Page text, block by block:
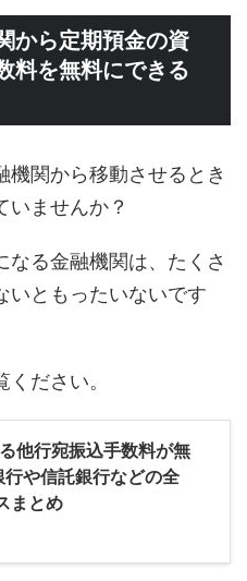
から定期預金の資
料を無料にできる
機関から移動させるとき
いませんか？
る金融機関は、たくさ
いともったいないです
ださい。
他行宛振込手数料が無
行や信託銀行などの全
まとめ